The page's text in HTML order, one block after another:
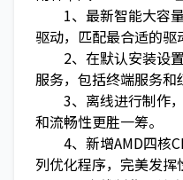
1、最新智能大容量
驱动，匹配最合适的驱
2、在默认安装设置
服务，包括终端服务和
3、离线进行制作，
和流畅性更胜一筹。
4、新增AMD四核
列优化程序，完美发挥